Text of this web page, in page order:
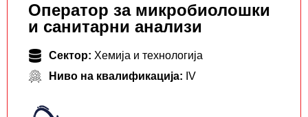
Оператор за микробиолошки
и санитарни анализи
Сектор: Хемија и технологија
Ниво на квалификација: IV